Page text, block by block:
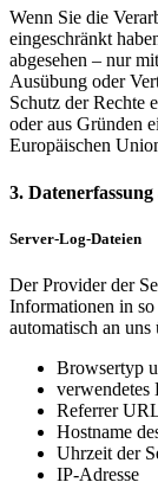
Wenn Sie die
eingeschränkt
abgesehen – nur
Ausübung oder
Schutz der Rechte
oder aus Gründen
Europäischen
3.
Server-Log-Dateien
Der Provider der
Informationen in
automatisch an
Browsertyp
verwendetes
Referrer
Hostname
Uhrzeit der
IP-Adresse